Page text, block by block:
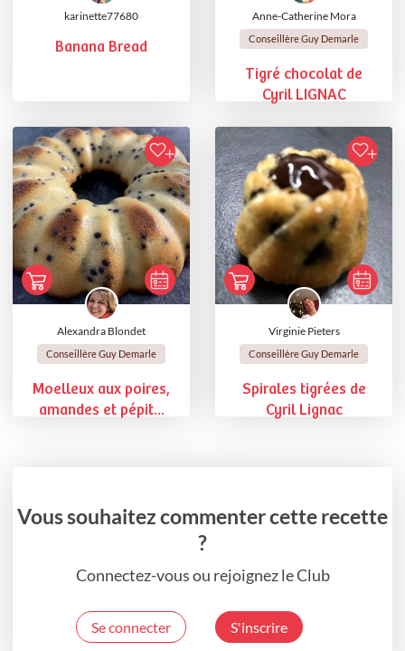
karinette77680
Banana Bread
Anne-Catherine Mora
Conseillère Guy Demarle
Tigré chocolat de
Cyril LIGNAC
Alexandra Blondet
Conseillère Guy Demarle
Moelleux aux poires,
amandes et pépit...
Virginie Pieters
Conseillère Guy Demarle
Spirales tigrées de
Cyril Lignac
Vous souhaitez commenter cette recette
?
Connectez-vous ou rejoignez le Club
Se connecter S'inscrire